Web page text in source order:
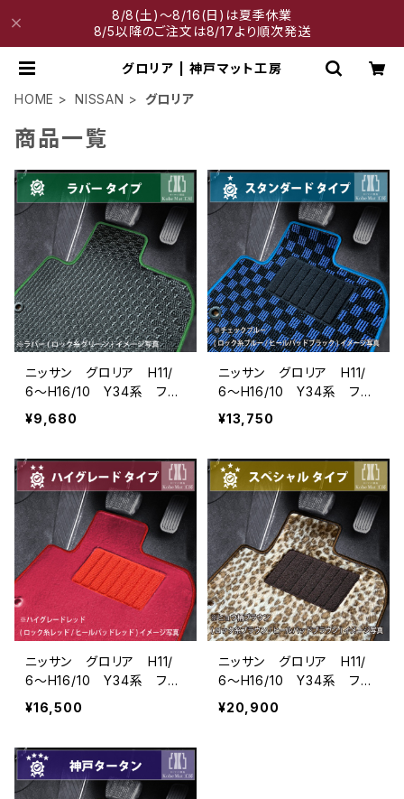
8/8(土)～8/16(日)は夏季休業
8/5以降のご注文は8/17より順次発送
グロリア | 神戸マット工房
HOME
NISSAN グロリア
商品一覧
ニッサン グロリア H11/
6〜H16/10 Y34系 フロ
アマット一式 カーマット
防水 ラバータイプ
¥9,680
ニッサン グロリア H11/
6〜H16/10 Y34系 フロ
アマット一式 カーマット
スタンダードタイプ
¥13,750
ニッサン グロリア H11/
6〜H16/10 Y34系 フロ
アマット一式 カーマット
ハイグレードタイプ
¥16,500
ニッサン グロリア H11/
6〜H16/10 Y34系 フロ
アマット一式 カーマット
スペシャルタイプ
¥20,900